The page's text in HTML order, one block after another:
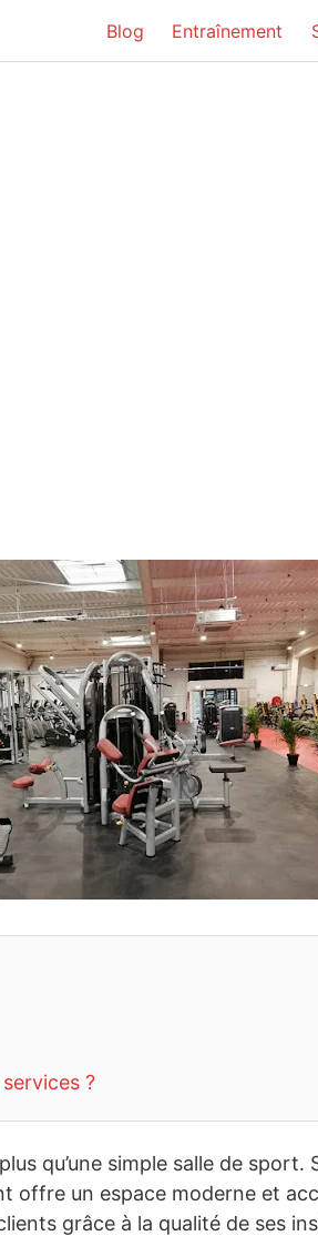
Blog Entraînement
?
qu’une simple salle de
offre un espace moderne et
grâce à la qualité de ses